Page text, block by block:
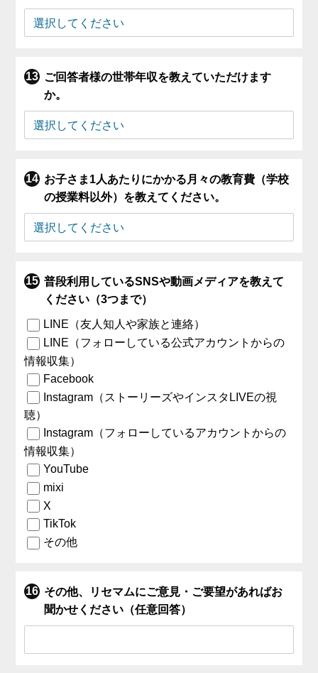
ご回答者様の世帯年収を教えていただけます
か。
お子さま1人あたりにかかる月々の教育費（学校
の授業料以外）を教えてください。
普段利用しているSNSや動画メディアを教えて
ください（3つまで）
LINE（友人知人や家族と連絡）
LINE（フォローしている公式アカウントからの
情報収集）
Facebook
Instagram（ストーリーズやインスタLIVEの視
聴）
Instagram（フォローしているアカウントからの
情報収集）
YouTube
mixi
X
TikTok
その他
その他、リセマムにご意見・ご要望があればお
聞かせください（任意回答）